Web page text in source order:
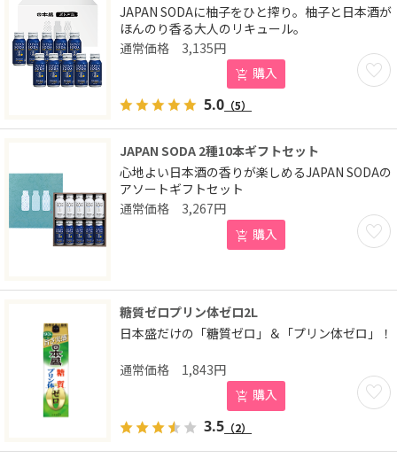
JAPAN SODAに柚子をひと搾り。柚子と日本酒が
ほんのり香る大人のリキュール。
お気
3,135円
購入
5.0 （5）
JAPAN SODA 2種10本ギフトセット
心地よい日本酒の香りが楽しめるJAPAN SODAの
アソートギフトセット
お気
3,267円
購入
糖質ゼロプリン体ゼロ2L
日本盛だけの「糖質ゼロ」＆「プリン体ゼロ」！
お気
1,843円
購入
3.5 （2）